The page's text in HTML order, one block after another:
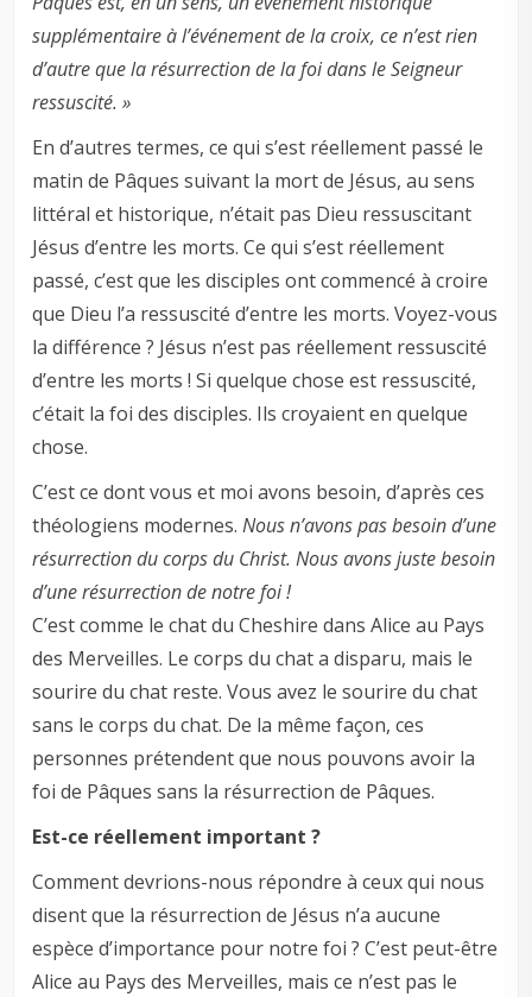
supplémentaire à l’événement de la croix, ce n’est rien
d’autre que la résurrection de la foi dans le Seigneur
ressuscité. »
En d’autres termes, ce qui s’est réellement passé le
matin de Pâques suivant la mort de Jésus, au sens
littéral et historique, n’était pas Dieu ressuscitant
Jésus d’entre les morts. Ce qui s’est réellement
passé, c’est que les disciples ont commencé à croire
que Dieu l’a ressuscité d’entre les morts. Voyez-vous
la différence ? Jésus n’est pas réellement ressuscité
d’entre les morts ! Si quelque chose est ressuscité,
c’était la foi des disciples. Ils croyaient en quelque
chose.
C’est ce dont vous et moi avons besoin, d’après ces
théologiens modernes.Nous n’avons pas besoin d’une
résurrection du corps du Christ. Nous avons juste besoin
d’une résurrection de notre foi !
C’est comme le chat du Cheshire dans Alice au Pays
des Merveilles. Le corps du chat a disparu, mais le
sourire du chat reste. Vous avez le sourire du chat
sans le corps du chat. De la même façon, ces
personnes prétendent que nous pouvons avoir la
foi de Pâques sans la résurrection de Pâques.
Est-ce réellement important ?
Comment devrions-nous répondre à ceux qui nous
disent que la résurrection de Jésus n’a aucune
espèce d’importance pour notre foi ? C’est peut-être
Alice au Pays des Merveilles, mais ce n’est pas le